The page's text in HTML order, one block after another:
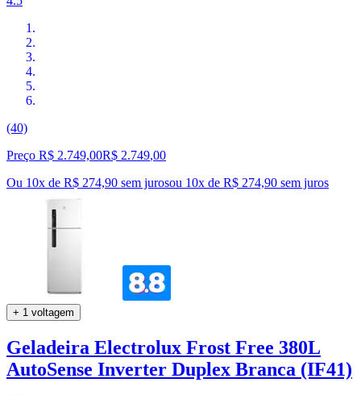
(40)
Preço R$ 2.749,00R$ 2.749,00
Ou 10x de R$ 274,90 sem jurosou 10x de R$ 274,90 sem juros
+ 1 voltagem
Geladeira Electrolux Frost Free 380L
AutoSense Inverter Duplex Branca (IF41)